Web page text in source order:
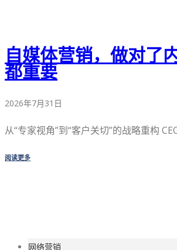
自媒体营销，做对了
都重要
2026年7月31日
从“专家视角”到“客户关切”的战略重构
阅读更多
网络营销